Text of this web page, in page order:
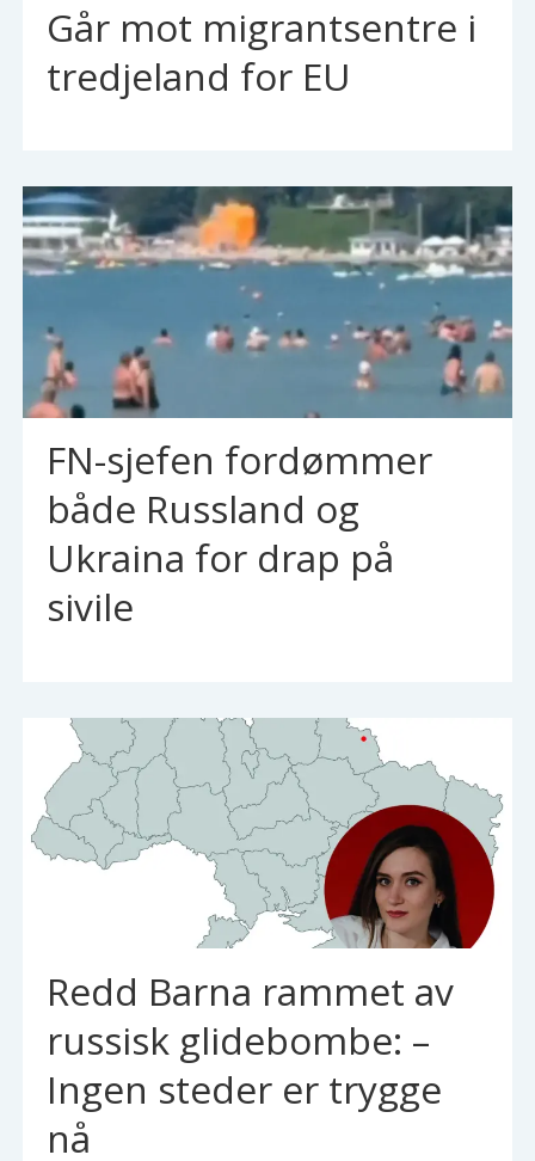
Går mot migrantsentre i
tredjeland for EU
FN-sjefen fordømmer
både Russland og
Ukraina for drap på
sivile
Redd Barna rammet av
russisk glidebombe: –
Ingen steder er trygge
nå